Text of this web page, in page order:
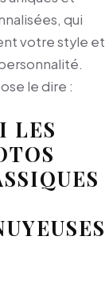
qui
votre style et
le dire :
LES